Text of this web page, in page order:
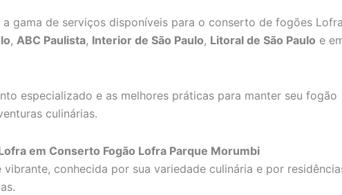
gama de serviços disponíveis para o conserto de fogões
, ABC Paulista, Interior de São Paulo, Litoral de São Paulo e
especializado e as melhores práticas para manter seu fogão
culinárias.
em Conserto Fogão Lofra Parque Morumbi
vibrante, conhecida por sua variedade culinária e por